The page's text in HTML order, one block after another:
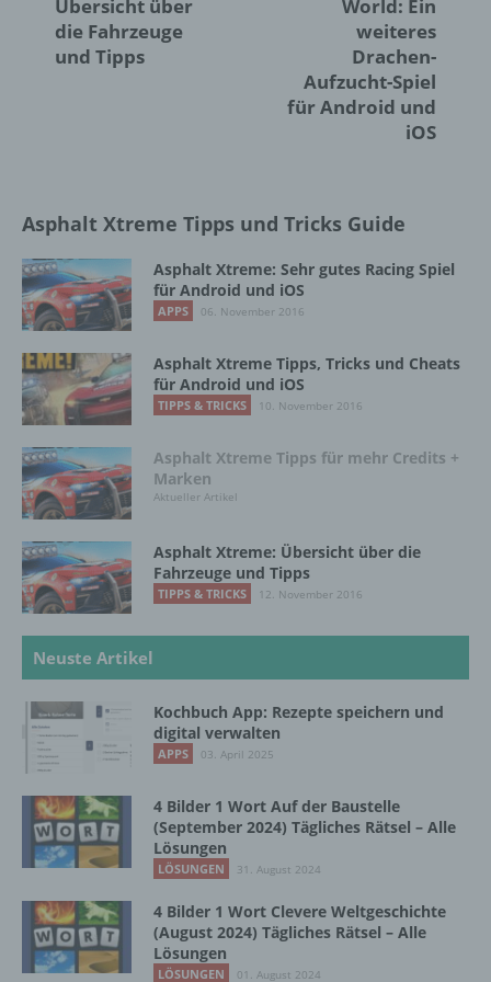
Übersicht über
die Fahrzeuge
und Tipps
World: Ein
weiteres
Drachen-
Aufzucht-Spiel
für Android und
iOS
Asphalt Xtreme Tipps und Tricks Guide
Asphalt Xtreme: Sehr gutes Racing Spiel
für Android und iOS
APPS 06. November 2016
Asphalt Xtreme Tipps, Tricks und Cheats
für Android und iOS
TIPPS & TRICKS 10. November 2016
Asphalt Xtreme Tipps für mehr Credits +
Marken
Aktueller Artikel
Asphalt Xtreme: Übersicht über die
Fahrzeuge und Tipps
TIPPS & TRICKS 12. November 2016
Neuste Artikel
Kochbuch App: Rezepte speichern und
digital verwalten
APPS 03. April 2025
4 Bilder 1 Wort Auf der Baustelle
(September 2024) Tägliches Rätsel – Alle
Lösungen
LÖSUNGEN 31. August 2024
4 Bilder 1 Wort Clevere Weltgeschichte
(August 2024) Tägliches Rätsel – Alle
Lösungen
LÖSUNGEN 01. August 2024
Auftragsverarbeiters befugt sind, die
personenbezogenen Daten zu verarbeiten.
abgegebene Willensbekundung in Form
eindeutigen bestätigenden Handlung, mit der
die betroffene Person zu verstehen gibt, dass
sie mit der Verarbeitung der sie betreffenden
ist.
Verantwortlichen
Verantwortlicher im Sinne der Datenschutz-
der Europäischen Union geltenden
Datenschutzgesetze und anderer Bestimmungen
mit datenschutzrechtlichem Charakter ist die:
InnoMobile GmbH
Schlehenweg 20
18069 Lambrechtshagen
DE
Cookies / SessionStorage / LocalStorage
genannte Cookies, LocalStorage und
SessionStorage. Dies dient dazu, unser Angebot
nutzerfreundlicher, effektiver und sicherer zu